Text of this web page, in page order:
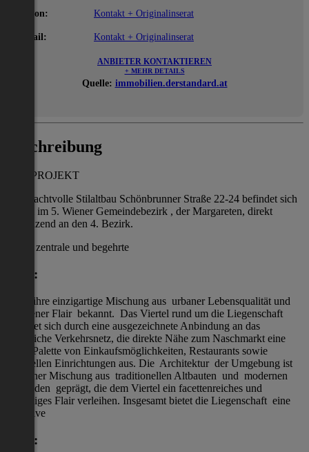
Telefon: Kontakt + Originalinserat
E-Mail: Kontakt + Originalinserat
ANBIETER KONTAKTIEREN
+ MEHR DETAILS
Quelle: immobilien.derstandard.at
Beschreibung
DAS PROJEKT
Der prachtvolle Stilaltbau Schönbrunner Straße 22-24 befindet sich
zentral im 5. Wiener Gemeindebezirk , der Margareten, direkt
angrenzend an den 4. Bezirk.
Diese zentrale und begehrte
Lage:
ist für ihre einzigartige Mischung aus urbaner Lebensqualität und
Altwiener Flair bekannt. Das Viertel rund um die Liegenschaft
zeichnet sich durch eine ausgezeichnete Anbindung an das
öffentliche Verkehrsnetz, die direkte Nähe zum Naschmarkt eine
breite Palette von Einkaufsmöglichkeiten, Restaurants sowie
kulturellen Einrichtungen aus. Die Architektur der Umgebung ist
von einer Mischung aus traditionellen Altbauten und modernen
Gebäuden geprägt, die dem Viertel ein facettenreiches und
lebendiges Flair verleihen. Insgesamt bietet die Liegenschaft eine
attraktive
Lage: